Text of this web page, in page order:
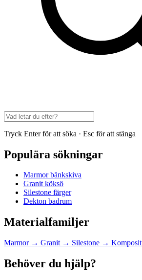
Tryck Enter för att söka · Esc för att stänga
Populära sökningar
Marmor bänkskiva
Granit köksö
Silestone färger
Dekton badrum
Materialfamiljer
Marmor → Granit → Silestone → Komposit
Behöver du hjälp?